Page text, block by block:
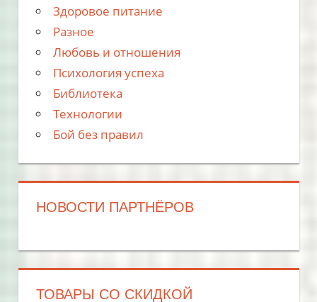
Здоровое питание
Разное
Любовь и отношения
Психология успеха
Библиотека
Технологии
Бой без правил
НОВОСТИ ПАРТНЁРОВ
ТОВАРЫ СО СКИДКОЙ